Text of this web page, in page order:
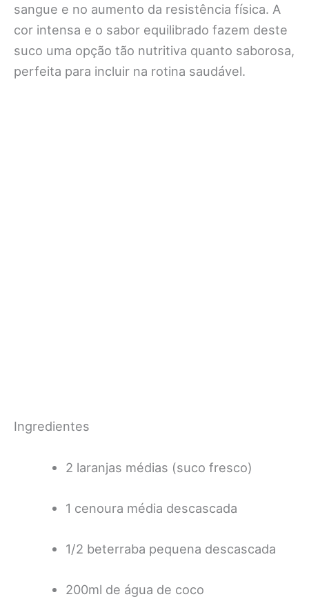
sangue e no aumento da resistência física. A
cor intensa e o sabor equilibrado fazem deste
suco uma opção tão nutritiva quanto saborosa,
perfeita para incluir na rotina saudável.
Ingredientes
2 laranjas médias (suco fresco)
1 cenoura média descascada
1/2 beterraba pequena descascada
200ml de água de coco